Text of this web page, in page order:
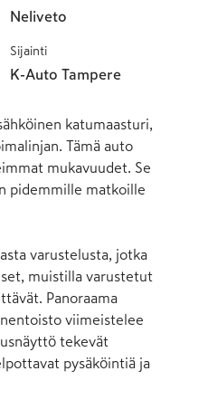
Neliveto
Sijainti
K-Auto Tampere
katumaasturi,
Tämä auto
mukavuudet. Se
pidemmille matkoille
varustelusta, jotka
muistilla varustetut
Panoraama
viimeistelee
tekevät
pysäköintiä ja